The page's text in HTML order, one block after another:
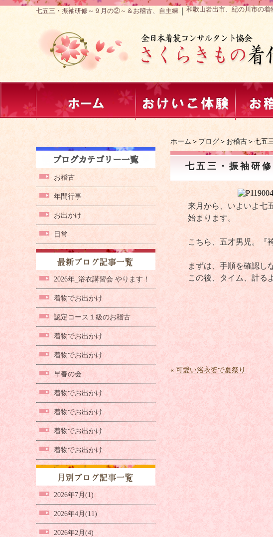
七五三・振袖研修～９月の②～＆お稽古、自主練 和歌山岩出市、紀の川市の
ホーム ＞ ブログ ＞ お稽古 ＞七五
七五三・振袖研
来月から、いよいよ七
始まります。
こちら、五才男児。『
まずは、手順を確認し
この後、タイム、計る
« 可愛い浴衣姿で夏祭り
お稽古
年間行事
お出かけ
日常
2026年_浴衣講習会 やります！
着物でお出かけ
認定コース１級のお稽古
着物でお出かけ
着物でお出かけ
早春の会
着物でお出かけ
着物でお出かけ
着物でお出かけ
着物でお出かけ
2026年7月(1)
2026年4月(11)
2026年2月(4)